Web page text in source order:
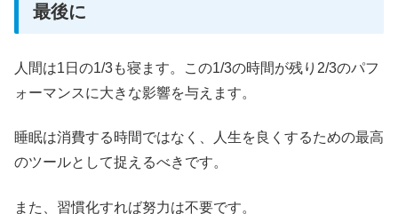
最後に
人間は1日の1/3も寝ます。この1/3の時間が残り2/3のパフ
ォーマンスに大きな影響を与えます。
睡眠は消費する時間ではなく、人生を良くするための最高
のツールとして捉えるべきです。
また、習慣化すれば努力は不要です。